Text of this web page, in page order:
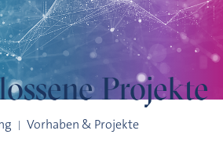
Projekte
Vorhaben & Projekte